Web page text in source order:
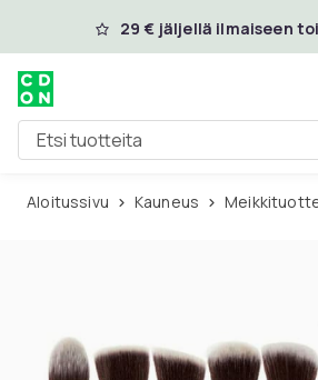
Ohita ja siirry pääsisältöön
29 € jäljellä ilmaiseen
Etsi tuotteita
Aloitussivu Kauneus